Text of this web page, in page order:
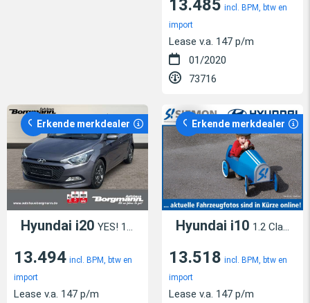
13.485 incl. BPM, btw en
import
Lease v.a. 147 p/m
01/2020
73716
Erkende merkdealer
Hyundai i20 YES! 1.2 Bluetooth - Sitzheizung - Lenkradheizung
13.494 incl. BPM, btw en
import
Lease v.a. 147 p/m
Erkende merkdealer
Hyundai i10 1.2 Classic Klima PDC Servo ZV Allwetter
13.518 incl. BPM, btw en
import
Lease v.a. 147 p/m